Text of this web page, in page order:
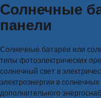
Солнечные
панели
Солнечные батареи или
типы фотоэлектрических
солнечный свет в
электроэнергии в
дополнительного